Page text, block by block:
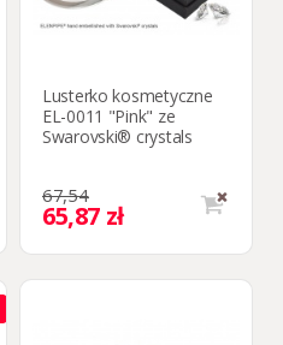
Lusterko kosmetyczne
EL-0011 "Pink" ze
Swarovski® crystals
67,54
65,87 zł